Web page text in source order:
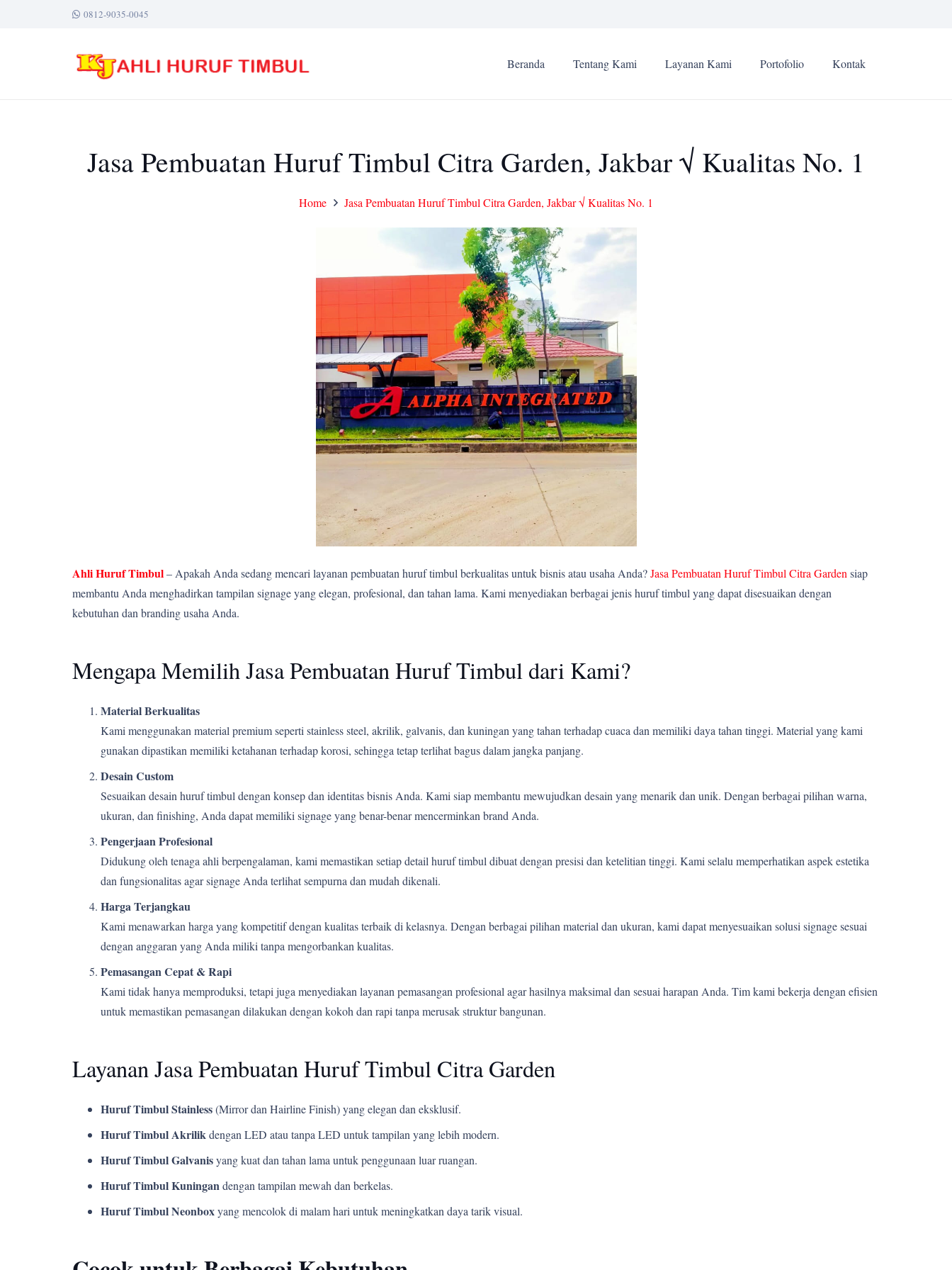
0812-9035-0045
Beranda Tentang Kami Layanan Kami Portofolio Kontak
Jasa Pembuatan Huruf Timbul Citra Garden, Jakbar √ Kualitas No. 1
Home Jasa Pembuatan Huruf Timbul Citra Garden, Jakbar √ Kualitas No. 1
Ahli Huruf Timbul– Apakah Anda sedang mencari layanan pembuatan huruf timbul berkualitas untuk bisnis atau usaha Anda?Jasa Pembuatan Huruf Timbul Citra Garden siap
membantu Anda menghadirkan tampilan signage yang elegan, profesional, dan tahan lama. Kami menyediakan berbagai jenis huruf timbul yang dapat disesuaikan dengan
kebutuhan dan branding usaha Anda.
Mengapa Memilih Jasa Pembuatan Huruf Timbul dari Kami?
Material Berkualitas
Kami menggunakan material premium seperti stainless steel, akrilik, galvanis, dan kuningan yang tahan terhadap cuaca dan memiliki daya tahan tinggi. Material yang kami
gunakan dipastikan memiliki ketahanan terhadap korosi, sehingga tetap terlihat bagus dalam jangka panjang.
Desain Custom
Sesuaikan desain huruf timbul dengan konsep dan identitas bisnis Anda. Kami siap membantu mewujudkan desain yang menarik dan unik. Dengan berbagai pilihan warna,
ukuran, dan finishing, Anda dapat memiliki signage yang benar-benar mencerminkan brand Anda.
Pengerjaan Profesional
Didukung oleh tenaga ahli berpengalaman, kami memastikan setiap detail huruf timbul dibuat dengan presisi dan ketelitian tinggi. Kami selalu memperhatikan aspek estetika
dan fungsionalitas agar signage Anda terlihat sempurna dan mudah dikenali.
Harga Terjangkau
Kami menawarkan harga yang kompetitif dengan kualitas terbaik di kelasnya. Dengan berbagai pilihan material dan ukuran, kami dapat menyesuaikan solusi signage sesuai
dengan anggaran yang Anda miliki tanpa mengorbankan kualitas.
Pemasangan Cepat & Rapi
Kami tidak hanya memproduksi, tetapi juga menyediakan layanan pemasangan profesional agar hasilnya maksimal dan sesuai harapan Anda. Tim kami bekerja dengan efisien
untuk memastikan pemasangan dilakukan dengan kokoh dan rapi tanpa merusak struktur bangunan.
Layanan Jasa Pembuatan Huruf Timbul Citra Garden
Huruf Timbul Stainless(Mirror dan Hairline Finish) yang elegan dan eksklusif.
Huruf Timbul Akrilikdengan LED atau tanpa LED untuk tampilan yang lebih modern.
Huruf Timbul Galvanisyang kuat dan tahan lama untuk penggunaan luar ruangan.
Huruf Timbul Kuningandengan tampilan mewah dan berkelas.
Huruf Timbul Neonboxyang mencolok di malam hari untuk meningkatkan daya tarik visual.